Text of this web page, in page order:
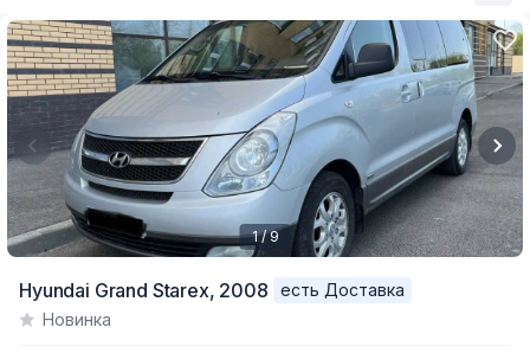
of
1 / 9
Hyundai Grand Starex, 2008
есть Доставка
Новинка